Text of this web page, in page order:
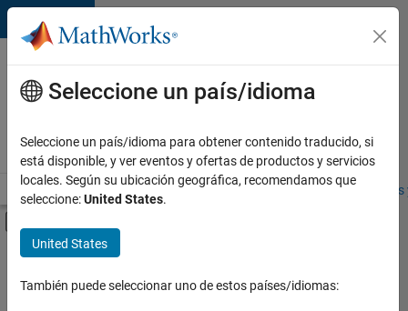
Saltar al contenido
Ofertas
de
empleo
MathWorks
Visión general Búsqueda de empleo Oficinas locales
Contenido principal
FILTRADO POR
Seleccione un país/idioma
Seleccione un país/idioma para obtener contenido traducido, si
está disponible, y ver eventos y ofertas de productos y servicios
locales. Según su ubicación geográfica, recomendamos que
seleccione:United States.
United States
También puede seleccionar uno de estos países/idiomas: